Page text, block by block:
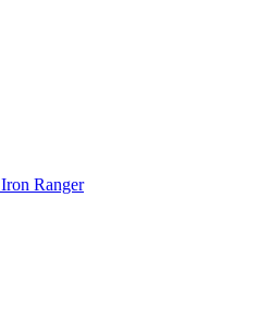
Iron Ranger